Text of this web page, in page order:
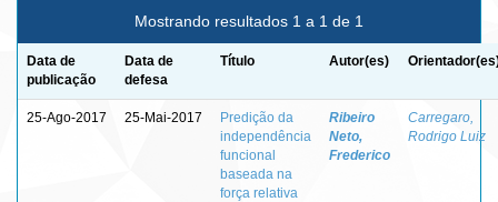
Mostrando resultados 1 a 1 de 1
Data de
publicação
Data de
defesa
Título Autor(es)
25-Ago-2017 25-Mai-2017
Predição da
independência
funcional
baseada na
força relativa
Ribeiro
Neto,
Frederico
Carregaro,
Rodrigo Luiz